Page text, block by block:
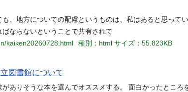
、地方についての配慮というものは、私はあると思ってい
ならないということで共有されて
kaiken20260728.html
種別：html サイズ：55.823KB
図書館について
ありそうな本を選んでオススメする。 面白かったところ